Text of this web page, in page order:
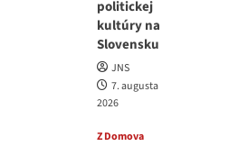
politickej
kultúry na
Slovensku
JNS
7. augusta
2026
Z Domova